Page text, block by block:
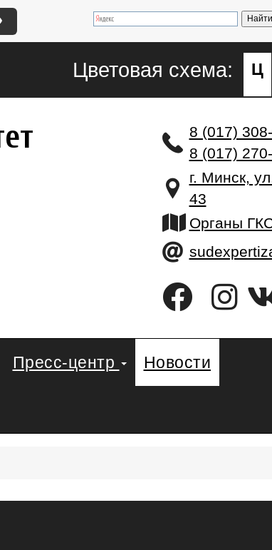
Цветовая схема: Ц
8 (017)
8 (017)
г. Минск,
43
Органы
Пресс-центр Новости